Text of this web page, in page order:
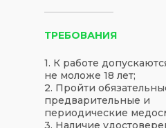
ТРЕБОВАНИЯ
1. К работе
не моложе 18 лет;
2. Пройти
предварительные и
периодические
3. Наличие